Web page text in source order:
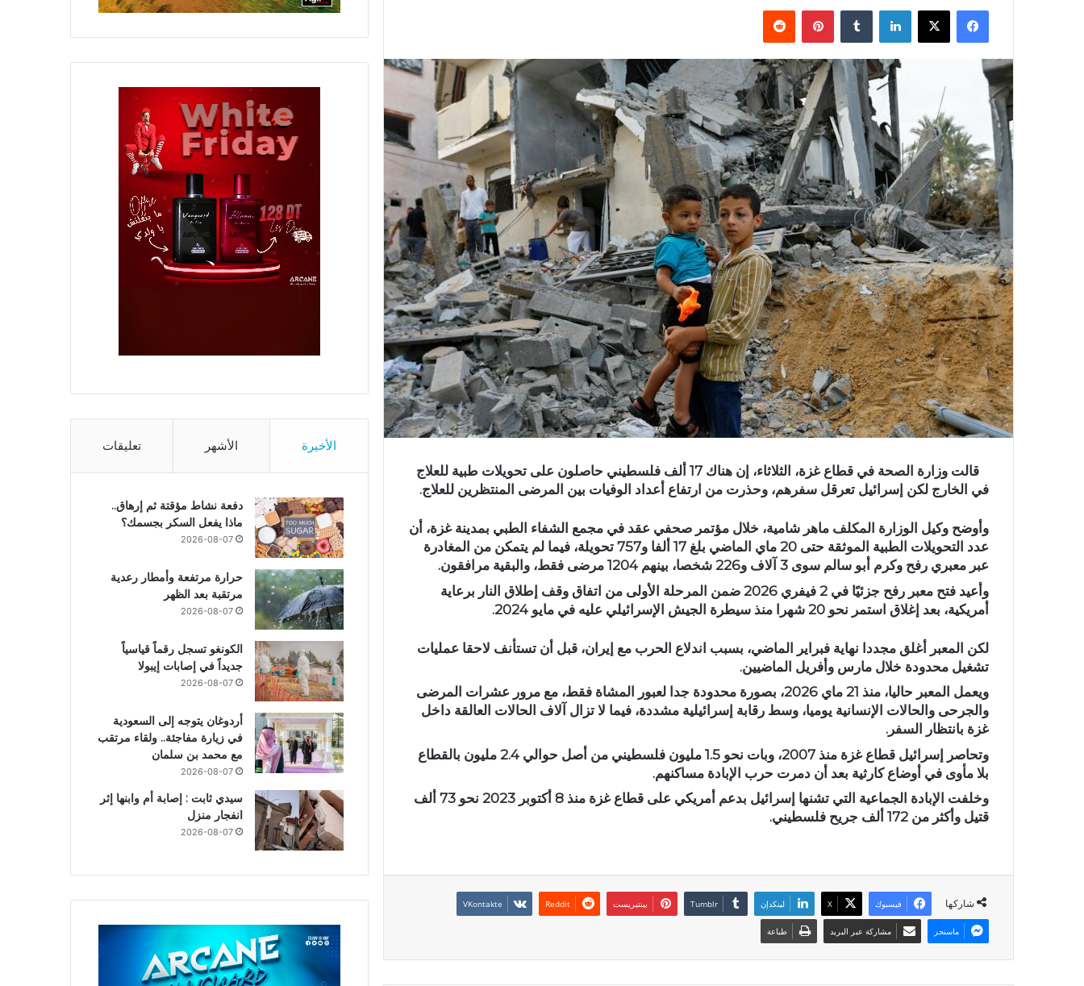
فيسبوك X لينكدإن بينتيريست
قالت وزارة الصحة في قطاع غزة، الثلاثاء، إن هناك 17 ألف فلسطيني حاصلون على تحويلات طبية للعلاج
في الخارج لكن إسرائيل تعرقل سفرهم، وحذرت من ارتفاع أعداد الوفيات بين المرضى المنتظرين للعلاج.
وأوضح وكيل الوزارة المكلف ماهر شامية، خلال مؤتمر صحفي عقد في مجمع الشفاء الطبي بمدينة غزة، أن
عدد التحويلات الطبية الموثقة حتى 20 ماي الماضي بلغ 17 ألفا و757 تحويلة، فيما لم يتمكن من المغادرة
عبر معبري رفح وكرم أبو سالم سوى 3 آلاف و226 شخصا، بينهم 1204 مرضى فقط، والبقية مرافقون.
وأعيد فتح معبر رفح جزئيًا في 2 فيفري 2026 ضمن المرحلة الأولى من اتفاق وقف إطلاق النار برعاية
أمريكية، بعد إغلاق استمر نحو 20 شهرا منذ سيطرة الجيش الإسرائيلي عليه في مايو 2024.
لكن المعبر أغلق مجددا نهاية فبراير الماضي، بسبب اندلاع الحرب مع إيران، قبل أن تستأنف لاحقا عمليات
تشغيل محدودة خلال مارس وأفريل الماضيين.
ويعمل المعبر حاليا، منذ 21 ماي 2026، بصورة محدودة جدا لعبور المشاة فقط، مع مرور عشرات المرضى
والجرحى والحالات الإنسانية يوميا، وسط رقابة إسرائيلية مشددة، فيما لا تزال آلاف الحالات العالقة داخل
غزة بانتظار السفر.
وتحاصر إسرائيل قطاع غزة منذ 2007، وبات نحو 1.5 مليون فلسطيني من أصل حوالي 2.4 مليون بالقطاع
بلا مأوى في أوضاع كارثية بعد أن دمرت حرب الإبادة مساكنهم.
وخلفت الإبادة الجماعية التي تشنها إسرائيل بدعم أمريكي على قطاع غزة منذ 8 أكتوبر 2023 نحو 73 ألف
قتيل وأكثر من 172 ألف جريح فلسطيني.
شاركها فيسبوك X لينكدإن بينتيريست
ماسنجر مشاركة عبر البريد طباعة
الأخيرة الأشهر تعليقات
دفعة نشاط مؤقتة ثم إرهاق..
ماذا يفعل السكر بجسمك؟
2026-08-07
حرارة مرتفعة وأمطار رعدية
مرتقبة بعد الظهر
2026-08-07
الكونغو تسجل رقماً قياسياً
جديداً في إصابات إيبولا
2026-08-07
أردوغان يتوجه إلى السعودية
في زيارة مفاجئة.. ولقاء مرتقب
مع محمد بن سلمان
2026-08-07
سيدي ثابت : إصابة أم وابنها إثر
انفجار منزل
2026-08-07